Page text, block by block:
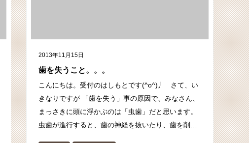
2013年11月15日
歯を失うこと。。。
こんにちは。受付のはしもとです(^o^)丿 さて、い
きなりですが 「歯を失う」事の原因で、みなさん、
まっさきに頭に浮かぶのは「虫歯」だと思います。
虫歯が進行すると、歯の神経を抜いたり、歯を削…